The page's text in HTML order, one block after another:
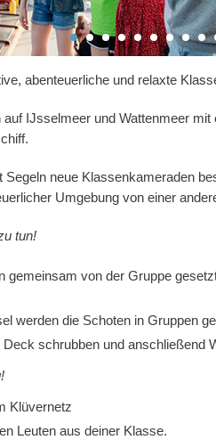
abenteuerliche und relaxte
IJsselmeer und Wattenmeer mit
Segeln neue Klassenkameraden
Umgebung von einer
tun!
gemeinsam von der Gruppe
werden die Schoten in Gruppen
schrubben und anschließend
Klüvernetz
Leuten aus deiner Klasse.